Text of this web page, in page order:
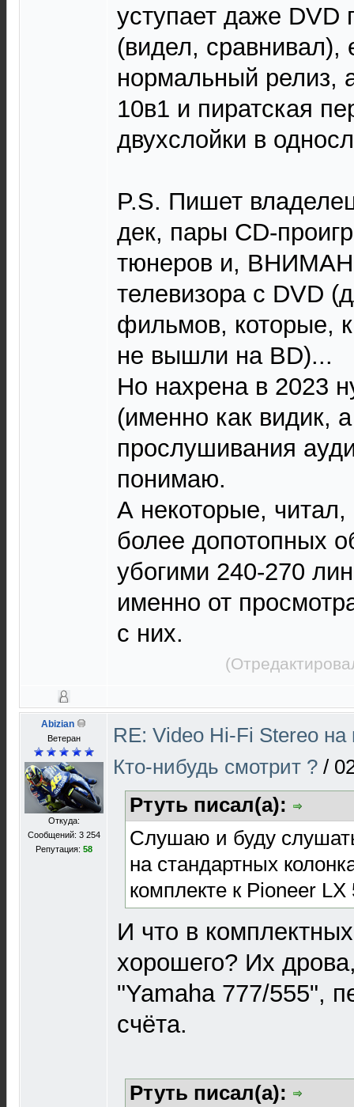
уступает даже
(видел, сравнивал),
нормальный релиз,
10в1 и пиратская
двухслойки в
P.S. Пишет
дек, пары CD-
тюнеров и,
телевизора с DVD
фильмов, которые,
не вышли на BD)...
Но нахрена в 2023
(именно как видик,
прослушивания
понимаю.
А некоторые,
более допотопных
убогими 240-270
именно от
с них.
Abizian
Ветеран
Откуда:
Сообщений: 3 254
Репутация: 58
RE: Video Hi-Fi Stereo
Кто-нибудь смотрит ? /
Ртуть писал(а):
Слушаю и буду
на стандартных
комплекте к Pioneer LX
И что в
хорошего? Их
"Yamaha 777/555",
счёта.
Ртуть писал(а):